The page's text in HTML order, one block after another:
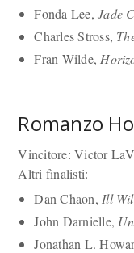
Fonda Lee,Jade
Charles Stross,
Fran Wilde,
Romanzo
Vincitore: Victor
Altri finalisti:
Dan Chaon, Ill
John Darnielle,
Jonathan L.